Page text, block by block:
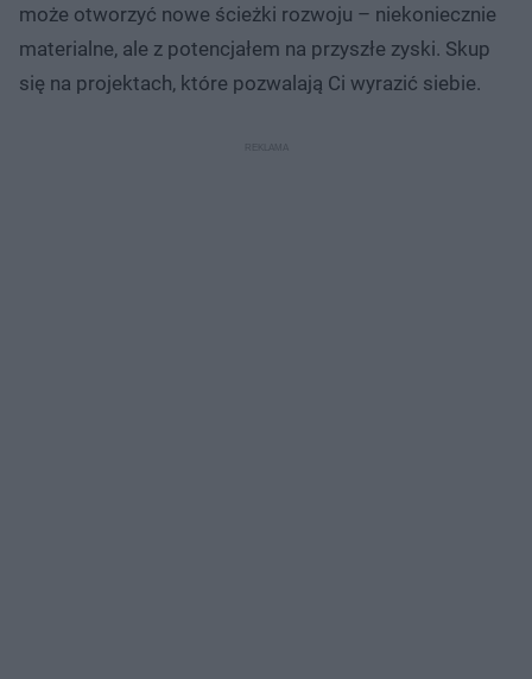
może otworzyć nowe ścieżki rozwoju – niekoniecznie
materialne, ale z potencjałem na przyszłe zyski. Skup
się na projektach, które pozwalają Ci wyrazić siebie.